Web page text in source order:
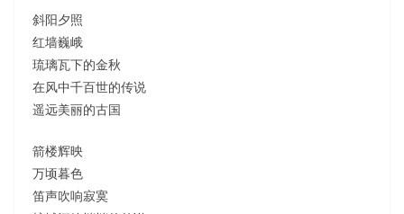
斜阳夕照
红墙巍峨
琉璃瓦下的金秋
在风中千百世的传说
遥远美丽的古国
箭楼辉映
万顷暮色
笛声吹响寂寞